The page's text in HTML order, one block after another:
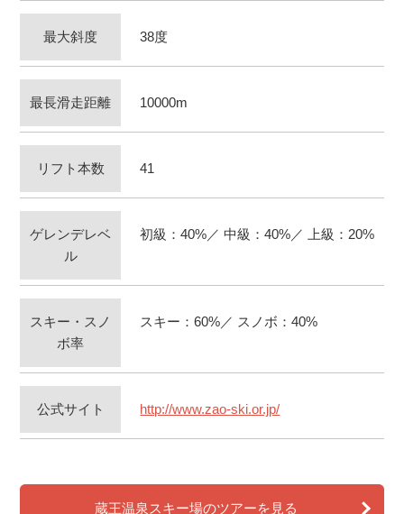
最大斜度 38度
最長滑走距離 10000m
リフト本数 41
ゲレンデレベ
ル
初級：40%／ 中級：40%／ 上級：20%
スキー・スノ
ボ率
スキー：60%／ スノボ：40%
公式サイト http://www.zao-ski.or.jp/
蔵王温泉スキー場のツアーを見る